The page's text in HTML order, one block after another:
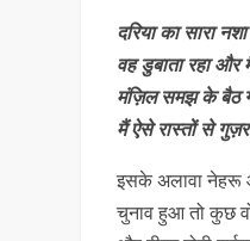
दरिया का सारा
वह डुबाता रहा और
मंज़िल समझ के बैठ
मैं ऐसे रास्तों से
इसके अलावा नेहरू
चुनाव हुआ तो कुछ